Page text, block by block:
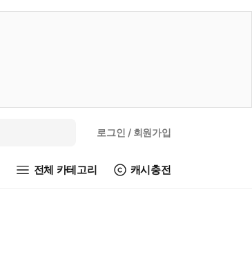
로그인 / 회원가입
전체 카테고리 캐시충전